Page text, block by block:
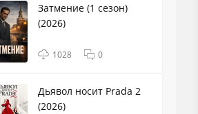
Затмение (1 сезон)
(2026)
1028 0
Дьявол носит Prada 2
(2026)